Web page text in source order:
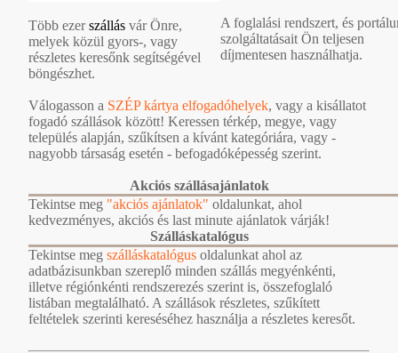
Több ezerszállás vár Önre,
melyek közül gyors-, vagy
részletes keresőnk segítségével
böngészhet.
A foglalási rendszert, és
szolgáltatásait Ön teljesen
díjmentesen használhatja.
Válogasson a SZÉP kártya elfogadóhelyek, vagy a kisállatot
fogadó szállások között! Keressen térkép, megye, vagy
település alapján, szűkítsen a kívánt kategóriára, vagy -
nagyobb társaság esetén - befogadóképesség szerint.
Akciós szállásajánlatok
Tekintse meg "akciós ajánlatok" oldalunkat, ahol
kedvezményes, akciós és last minute ajánlatok várják!
Szálláskatalógus
Tekintse meg szálláskatalógus oldalunkat ahol az
adatbázisunkban szereplő minden szállás megyénkénti,
illetve régiónkénti rendszerezés szerint is, összefoglaló
listában megtalálható. A szállások részletes, szűkített
feltételek szerinti kereséséhez használja a részletes keresőt.